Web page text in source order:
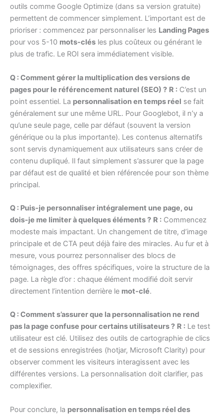
outils comme Google Optimize (dans sa version gratuite)
permettent de commencer simplement. L’important est de
prioriser : commencez par personnaliser les Landing Pages
pour vos 5-10 mots-clés les plus coûteux ou générant le
plus de trafic. Le ROI sera immédiatement visible.
Q : Comment gérer la multiplication des versions de
pages pour le référencement naturel (SEO) ? R : C’est un
point essentiel. La personnalisation en temps réel se fait
généralement sur une même URL. Pour Googlebot, il n’y a
qu’une seule page, celle par défaut (souvent la version
générique ou la plus importante). Les contenus alternatifs
sont servis dynamiquement aux utilisateurs sans créer de
contenu dupliqué. Il faut simplement s’assurer que la page
par défaut est de qualité et bien référencée pour son thème
principal.
Q : Puis-je personnaliser intégralement une page, ou
dois-je me limiter à quelques éléments ? R : Commencez
modeste mais impactant. Un changement de titre, d’image
principale et de CTA peut déjà faire des miracles. Au fur et à
mesure, vous pourrez personnaliser des blocs de
témoignages, des offres spécifiques, voire la structure de la
page. La règle d’or : chaque élément modifié doit servir
directement l’intention derrière le mot-clé.
Q : Comment s’assurer que la personnalisation ne rend
pas la page confuse pour certains utilisateurs ? R : Le test
utilisateur est clé. Utilisez des outils de cartographie de clics
et de sessions enregistrées (hotjar, Microsoft Clarity) pour
observer comment les visiteurs interagissent avec les
différentes versions. La personnalisation doit clarifier, pas
complexifier.
Pour conclure, la personnalisation en temps réel des